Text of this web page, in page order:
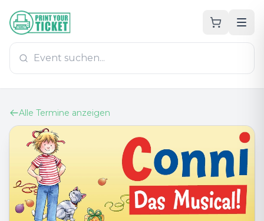
Zum Hauptinhalt
PrintYourTicket
Alle Termine anzeigen